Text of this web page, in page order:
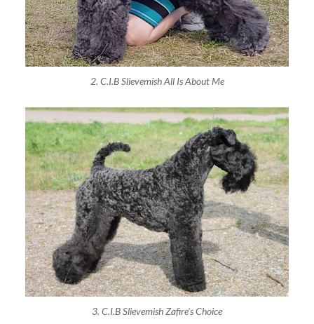
2. C.I.B Slievemish All Is About Me
3. C.I.B Slievemish Zafire's Choice